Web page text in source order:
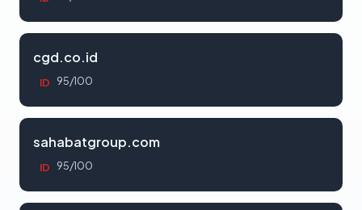
cgd.co.id
ID 95/100
sahabatgroup.com
ID 95/100